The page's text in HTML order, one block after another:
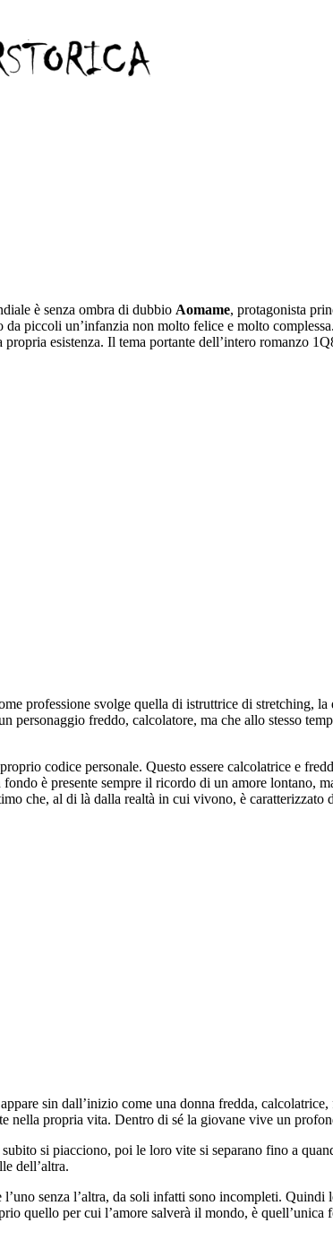
è senza ombra di dubbio Aomame, protagonista
piccoli un’infanzia non molto felice e molto
esistenza. Il tema portante dell’intero romanzo
professione svolge quella di istruttrice di stretching,
personaggio freddo, calcolatore, ma che allo stesso
codice personale. Questo essere calcolatrice e
è presente sempre il ricordo di un amore lontano,
che, al di là dalla realtà in cui vivono, è caratterizzato
sin dall’inizio come una donna fredda,
propria vita. Dentro di sé la giovane vive un
si piacciono, poi le loro vite si separano fino a
dell’altra.
senza l’altra, da soli infatti sono incompleti.
quello per cui l’amore salverà il mondo, è